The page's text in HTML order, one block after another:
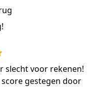
slecht voor rekenen!
gestegen door